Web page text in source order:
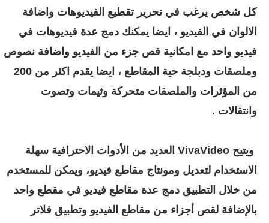
كل شخص يرغب في تحرير تقطيع الفيديوهات واضافة
الالوان في الفيديو ، ايضا يمكنك دمج عدة فيديوهات في
فيديو واحد مع امكانية قص جزء من الفيديو واضافة نصوص
وملصقات ودبلجة حية المقاطع ، ايضا يقدم اكثر من 200
من المؤثرات والملصقات متحركة وثيمات وتصوت
وانتقالات .
ويتيح VivaVideo العديد من الأدوات الاحترافية سهلة
الاستخدام لتعديل ومونتاج مقاطع فيديو، ويمكن للمستخدم
من خلال التطبيق دمج عدة مقاطع فيديو في مقطع واحد
بالإضافة لقص أجزاء من مقاطع الفيديو وتطبيق فلاتر